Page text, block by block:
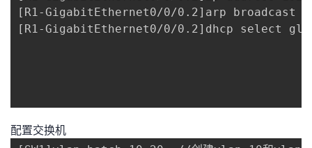
[R1-GigabitEthernet0/0/0.2]arp broadcast
[R1-GigabitEthernet0/0/0.2]dhcp select
配置交换机